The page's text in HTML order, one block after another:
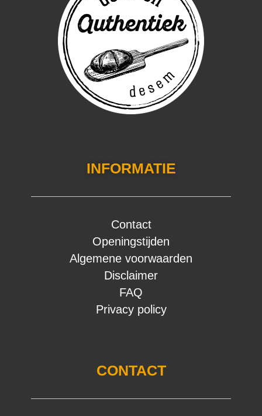
INFORMATIE
Contact
Openingstijden
Algemene voorwaarden
Disclaimer
FAQ
Privacy policy
CONTACT